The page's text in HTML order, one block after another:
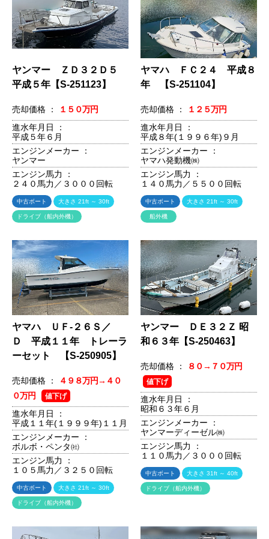
ヤンマー ＺＤ３２Ｄ５
平成５年【S-251123】
売却価格 ：
１５０万円
進水年月日 ：
平成５年６月
エンジンメーカー ：
ヤンマー
エンジン馬力 ：
２４０馬力／３０００回転
中古ボート 大きさ 21ft ～ 30ft
ドライブ（船内外機）
ヤマハ ＦＣ２４ 平成８
年 【S-251104】
売却価格 ：
１２５万円
進水年月日 ：
平成８年(１９９６年)９月
エンジンメーカー ：
ヤマハ発動機㈱
エンジン馬力 ：
１４０馬力／５５００回転
中古ボート 大きさ 21ft ～ 30ft
船外機
ヤマハ ＵＦ-２６Ｓ／
Ｄ 平成１１年 トレーラ
ーセット 【S-250905】
売却価格 ：
４９８万円→４０
０万円
値下げ
進水年月日 ：
平成１１年(１９９９年)１１月
エンジンメーカー ：
ボルボ・ペンタ㈳
エンジン馬力 ：
１０５馬力／３２５０回転
中古ボート 大きさ 21ft ～ 30ft
ドライブ（船内外機）
ヤンマー ＤＥ３２Ｚ 昭
和６３年【S-250463】
売却価格 ： ８０→７０万円
値下げ
進水年月日 ：
昭和６３年６月
エンジンメーカー ：
ヤンマーディーゼル㈱
エンジン馬力 ：
１１０馬力／３０００回転
中古ボート 大きさ 31ft ～ 40ft
ドライブ（船内外機）